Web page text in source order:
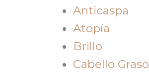
Anticaspa
Atopía
Brillo
Cabello Graso